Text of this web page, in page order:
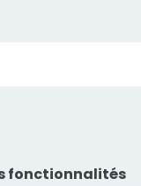
fonctionnalités